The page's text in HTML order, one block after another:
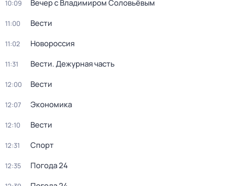
10:09 Вечер с Владимиром Соловьёвым
11:00 Вести
11:02 Новороссия
11:31 Вести. Дежурная часть
12:00 Вести
12:07 Экономика
12:10 Вести
12:31 Спорт
12:35 Погода 24